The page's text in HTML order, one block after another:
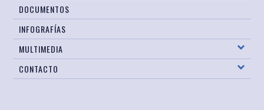
DOCUMENTOS
INFOGRAFÍAS
MULTIMEDIA
CONTACTO